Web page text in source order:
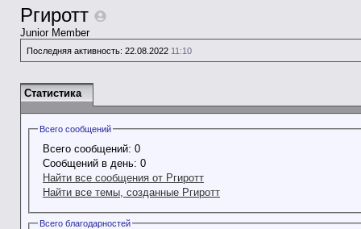
Ргиротт
Junior Member
Последняя активность: 22.08.2022 11:10
Статистика
Всего сообщений
Всего сообщений: 0
Сообщений в день: 0
Найти все сообщения от Ргиротт
Найти все темы, созданные Ргиротт
Всего благодарностей